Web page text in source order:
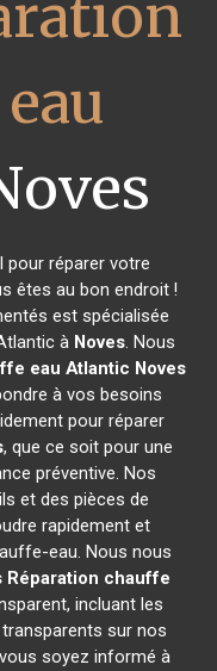
pour réparer votre
êtes au bon endroit !
est spécialisée
à Noves. Nous
eau Atlantic Noves
à vos besoins
pour réparer
, que ce soit pour une
préventive. Nos
et des pièces de
rapidement et
eau. Nous nous
Réparation chauffe
incluant les
sur nos
soyez informé à